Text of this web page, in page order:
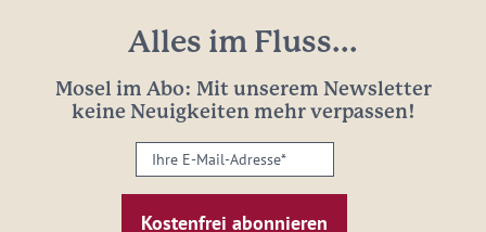
Alles im Fluss...
Mosel im Abo: Mit unserem Newsletter
keine Neuigkeiten mehr verpassen!
Ihre
E-
Mail-
Adresse: